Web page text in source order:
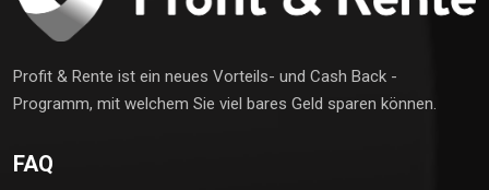
Profit & Rente ist ein neues Vorteils- und Cash Back -
Programm, mit welchem Sie viel bares Geld sparen können.
FAQ